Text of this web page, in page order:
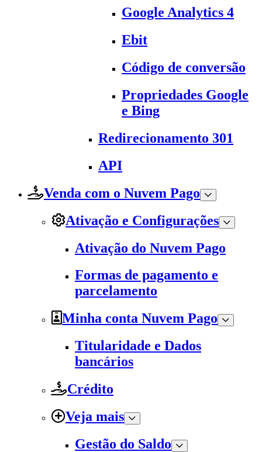
Google Analytics 4
Ebit
Código de conversão
Propriedades Google
e Bing
Redirecionamento 301
API
Venda com o Nuvem Pago
Ativação e Configurações
Ativação do Nuvem Pago
Formas de pagamento e
parcelamento
Minha conta Nuvem Pago
Titularidade e Dados
bancários
Crédito
Veja mais
Gestão do Saldo